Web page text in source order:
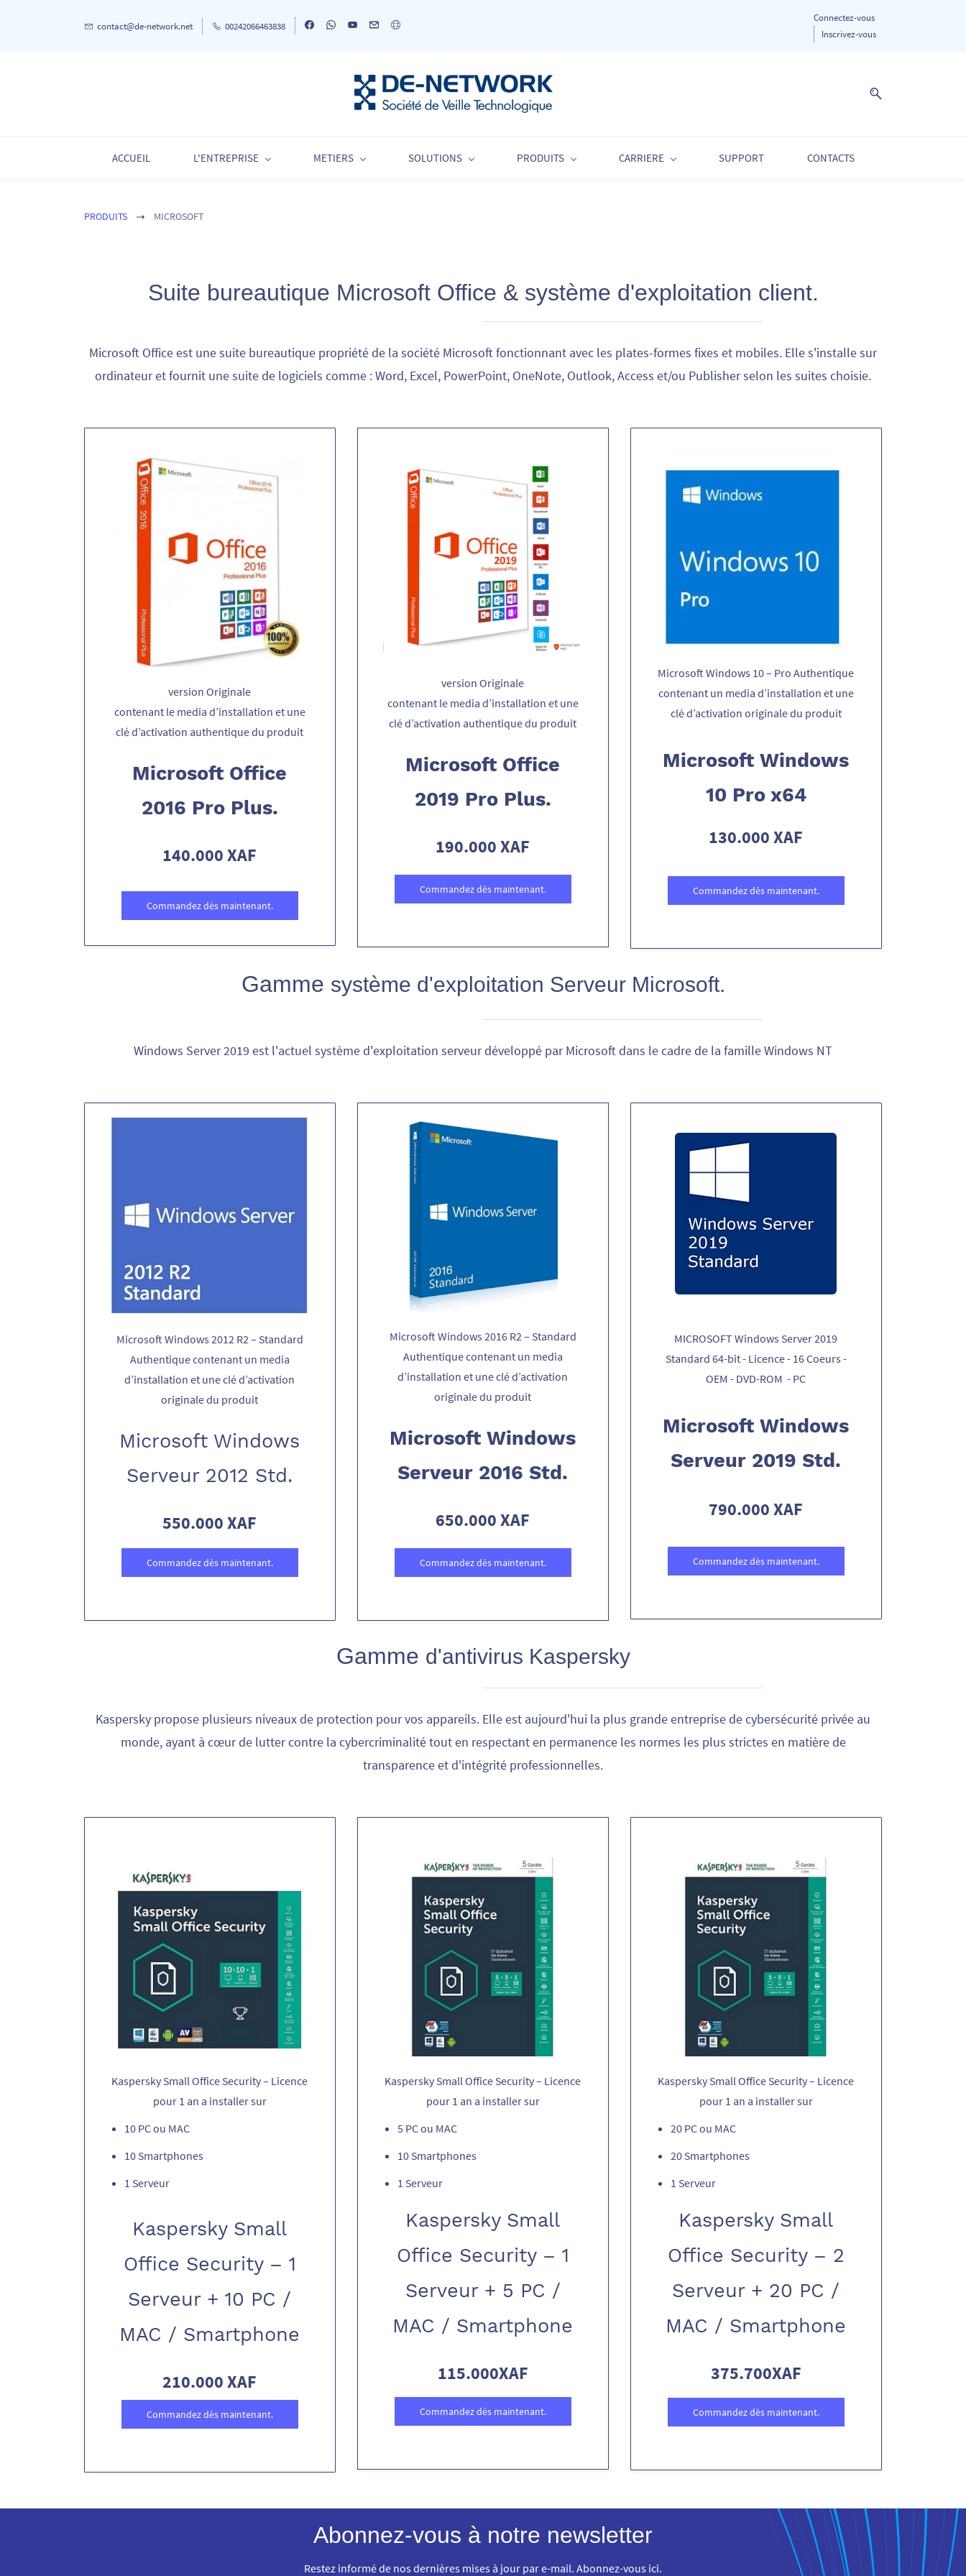
contact@de-network.net 00242066463838
Connectez-vous
Inscrivez-vous
ACCUEIL L'ENTREPRISE METIERS SOLUTIONS PRODUITS CARRIERE SUPPORT CONTACTS
PRODUITS MICROSOFT
Suite bureautique Microsoft Office & système d'exploitation client.
Microsoft Office est une suite bureautique propriété de la société Microsoft fonctionnant avec les plates-formes fixes et mobiles. Elle s'installe sur
ordinateur et fournit une suite de logiciels comme : Word, Excel, PowerPoint, OneNote, Outlook, Access et/ou Publisher selon les suites choisie.
version Originale
contenant le media d’installation et une
clé d’activation authentique du produit
Microsoft Office
2016 Pro Plus.
140.000 XAF
Commandez dès maintenant.
version Originale
contenant le media d’installation et une
clé d’activation authentique du produit
Microsoft Office
2019 Pro Plus.
190.000 XAF
Commandez dès maintenant.
Microsoft Windows 10 – Pro Authentique
contenant un media d’installation et une
clé d’activation originale du produit
Microsoft Windows
10 Pro x64
130.000 XAF
Commandez dès maintenant.
Gamme système d'exploitation Serveur Microsoft.
Windows Server 2019 est l'actuel système d'exploitation serveur développé par Microsoft dans le cadre de la famille Windows NT
Microsoft Windows 2012 R2 – Standard
Authentique contenant un media
d’installation et une clé d’activation
originale du produit
Microsoft Windows
Serveur 2012 Std.
550.000 XAF
Commandez dès maintenant.
Microsoft Windows 2016 R2 – Standard
Authentique contenant un media
d’installation et une clé d’activation
originale du produit
Microsoft Windows
Serveur 2016 Std.
650.000 XAF
Commandez dès maintenant.
MICROSOFT Windows Server 2019
Standard 64-bit - Licence - 16 Coeurs -
OEM - DVD-ROM - PC
Microsoft Windows
Serveur 2019 Std.
790.000 XAF
Commandez dès maintenant.
Gamme d'antivirus Kaspersky
Kaspersky propose plusieurs niveaux de protection pour vos appareils. Elle est aujourd'hui la plus grande entreprise de cybersécurité privée au
monde, ayant à cœur de lutter contre la cybercriminalité tout en respectant en permanence les normes les plus strictes en matière de
transparence et d'intégrité professionnelles.
Kaspersky Small Office Security – Licence
pour 1 an a installer sur
10 PC ou MAC
10 Smartphones
1 Serveur
Kaspersky Small
Office Security – 1
Serveur + 10 PC /
MAC / Smartphone
210.000 XAF
Commandez dès maintenant.
Kaspersky Small Office Security – Licence
pour 1 an a installer sur
5 PC ou MAC
10 Smartphones
1 Serveur
Kaspersky Small
Office Security – 1
Serveur + 5 PC /
MAC / Smartphone
115.000XAF
Commandez dès maintenant.
Kaspersky Small Office Security – Licence
pour 1 an a installer sur
20 PC ou MAC
20 Smartphones
1 Serveur
Kaspersky Small
Office Security – 2
Serveur + 20 PC /
MAC / Smartphone
375.700XAF
Commandez dès maintenant.
Abonnez-vous à notre newsletter
Restez informé de nos dernières mises à jour par e-mail. Abonnez-vous ici.